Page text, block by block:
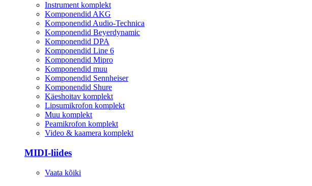
Instrument komplekt
Komponendid AKG
Komponendid Audio-Technica
Komponendid Beyerdynamic
Komponendid DPA
Komponendid Line 6
Komponendid Mipro
Komponendid muu
Komponendid Sennheiser
Komponendid Shure
Käeshoitav komplekt
Lipsumikrofon komplekt
Muu komplekt
Peamikrofon komplekt
Video & kaamera komplekt
MIDI-liides
Vaata kõiki